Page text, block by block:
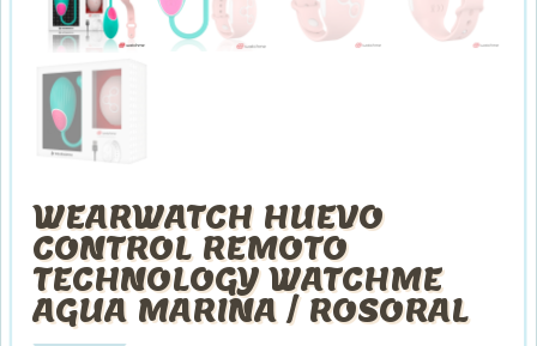
WEARWATCH HUEVO
CONTROL REMOTO
TECHNOLOGY WATCHME
AGUA MARINA / ROSORAL